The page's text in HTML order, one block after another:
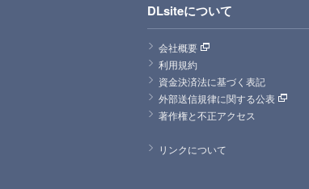
DLsiteについて
会社概要
利用規約
資金決済法に基づく表記
外部送信規律に関する公表
著作権と不正アクセス
リンクについて